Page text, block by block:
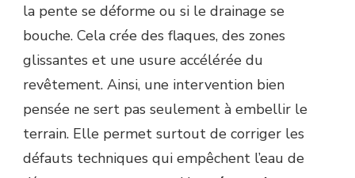
NICE
ELLE
AMÉLIORER
DE
L’EAU
LA
PLUIE
la pente se déforme ou si le drainage se
bouche. Cela crée des flaques, des zones
glissantes et une usure accélérée du
revêtement. Ainsi, une intervention bien
pensée ne sert pas seulement à embellir le
terrain. Elle permet surtout de corriger les
défauts techniques qui empêchent l’eau de